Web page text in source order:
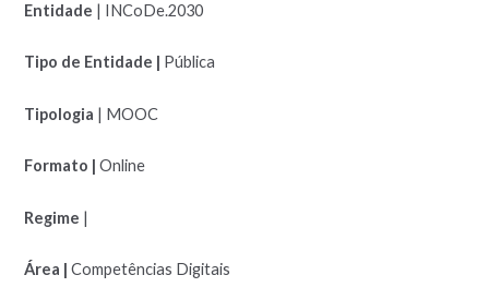
Entidade | INCoDe.2030
Tipo de Entidade | Pública
Tipologia | MOOC
Formato | Online
Regime |
Área | Competências Digitais